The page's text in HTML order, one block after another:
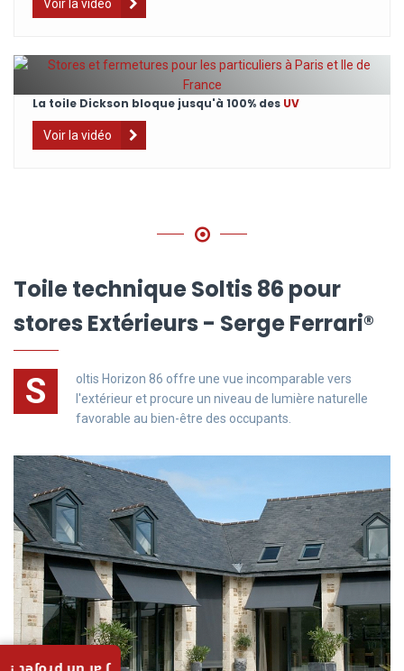
Voir la vidéo
La toile Dickson bloque jusqu'à 100% des UV
Voir la vidéo
Toile technique Soltis 86 pour
stores Extérieurs - Serge Ferrari®
S
oltis Horizon 86 offre une vue incomparable vers
l'extérieur et procure un niveau de lumière naturelle
favorable au bien-être des occupants.